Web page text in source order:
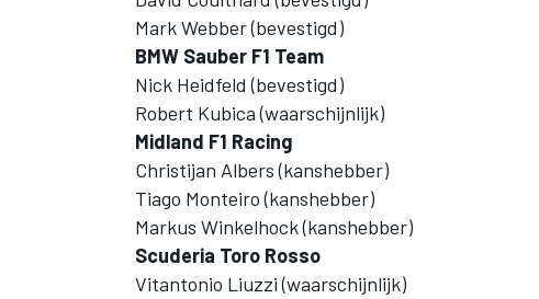
DTM
Mark Webber (bevestigd)
BMW Sauber F1 Team
Nick Heidfeld (bevestigd)
Robert Kubica (waarschijnlijk)
Midland F1 Racing
Christijan Albers (kanshebber)
Tiago Monteiro (kanshebber)
Markus Winkelhock (kanshebber)
Scuderia Toro Rosso
Vitantonio Liuzzi (waarschijnlijk)